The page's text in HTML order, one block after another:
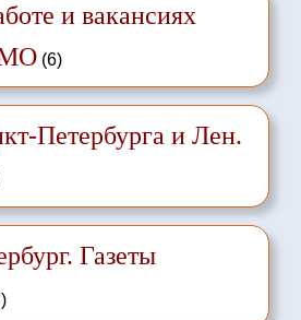
и вакансиях
(6)
Петербурга и Лен.
Газеты